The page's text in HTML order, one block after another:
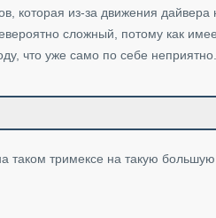
которая из-за движения
сложный, потому как
что уже само по себе неприятно.
таком тримексе на такую большую